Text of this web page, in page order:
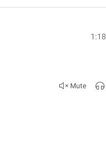
1:18
Mute